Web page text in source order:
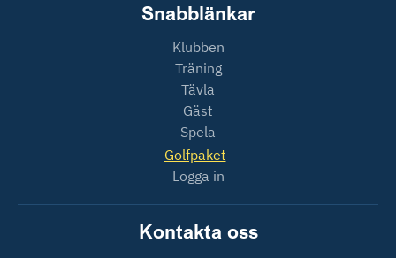
Snabblänkar
Klubben
Träning
Tävla
Gäst
Spela
Golfpaket
Logga in
Kontakta oss